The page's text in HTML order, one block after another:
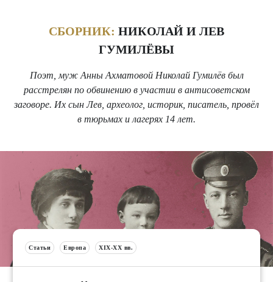
СБОРНИК: НИКОЛАЙ И ЛЕВ
ГУМИЛЁВЫ
Поэт, муж Анны Ахматовой Николай Гумилёв был
расстрелян по обвинению в участии в антисоветском
заговоре. Их сын Лев, археолог, историк, писатель, провёл
в тюрьмах и лагерях 14 лет.
Статьи Европа XIX-XX вв.